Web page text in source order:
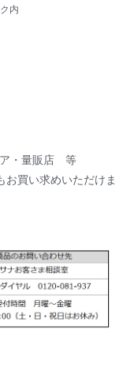
ク内
ア・量販店 等
買い求めいただけま